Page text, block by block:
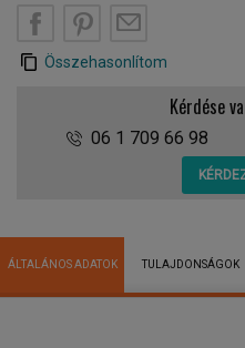
Összehasonlítom
Kérdése
06 1 709 66 98
ÁLTALÁNOS ADATOK TULAJDONSÁGOK